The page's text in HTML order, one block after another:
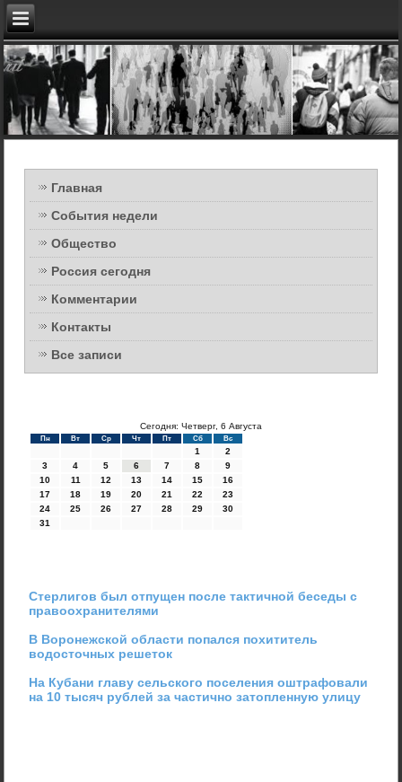
Главная
События недели
Общество
Россия сегодня
Комментарии
Контакты
Все записи
Сегодня: Четверг, 6 Августа
Пн Вт Ср Чт Пт Сб Вс
1
2
3
4 5 6 7 8
9
10
11 12 13 14 15
16
17
18 19 20 21 22
23
24
25 26 27 28 29
30
31
Стерлигов был отпущен после тактичной беседы с
правоохранителями
В Воронежской области попался похититель
водосточных решеток
На Кубани главу сельского поселения оштрафовали
на 10 тысяч рублей за частично затопленную улицу